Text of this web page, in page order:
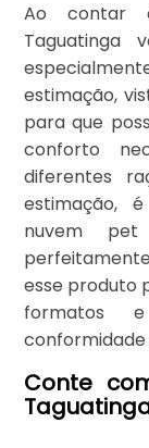
Ao contar
Taguatinga
estimação,
para que
conforto
diferentes
estimação,
nuvem
esse produto
formatos
conformidade
Conte